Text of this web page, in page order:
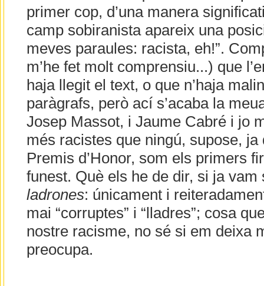
primer cop, d’una manera
camp sobiranista apareix una
meves paraules: racista, eh!”.
m’he fet molt comprensiu...) que
haja llegit el text, o que n’haja
paràgrafs, però ací s’acaba la
Josep Massot, i Jaume Cabré i jo
més racistes que ningú, supose, ja
Premis d’Honor, som els primers
funest. Què els he de dir, si ja
ladrones: únicament i
mai “corruptes” i “lladres”; cosa
nostre racisme, no sé si em deixa
preocupa.